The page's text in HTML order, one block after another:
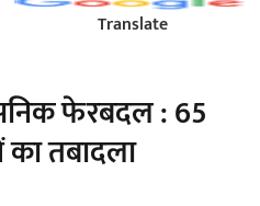
Translate
फेरबदल : 65
का तबादला